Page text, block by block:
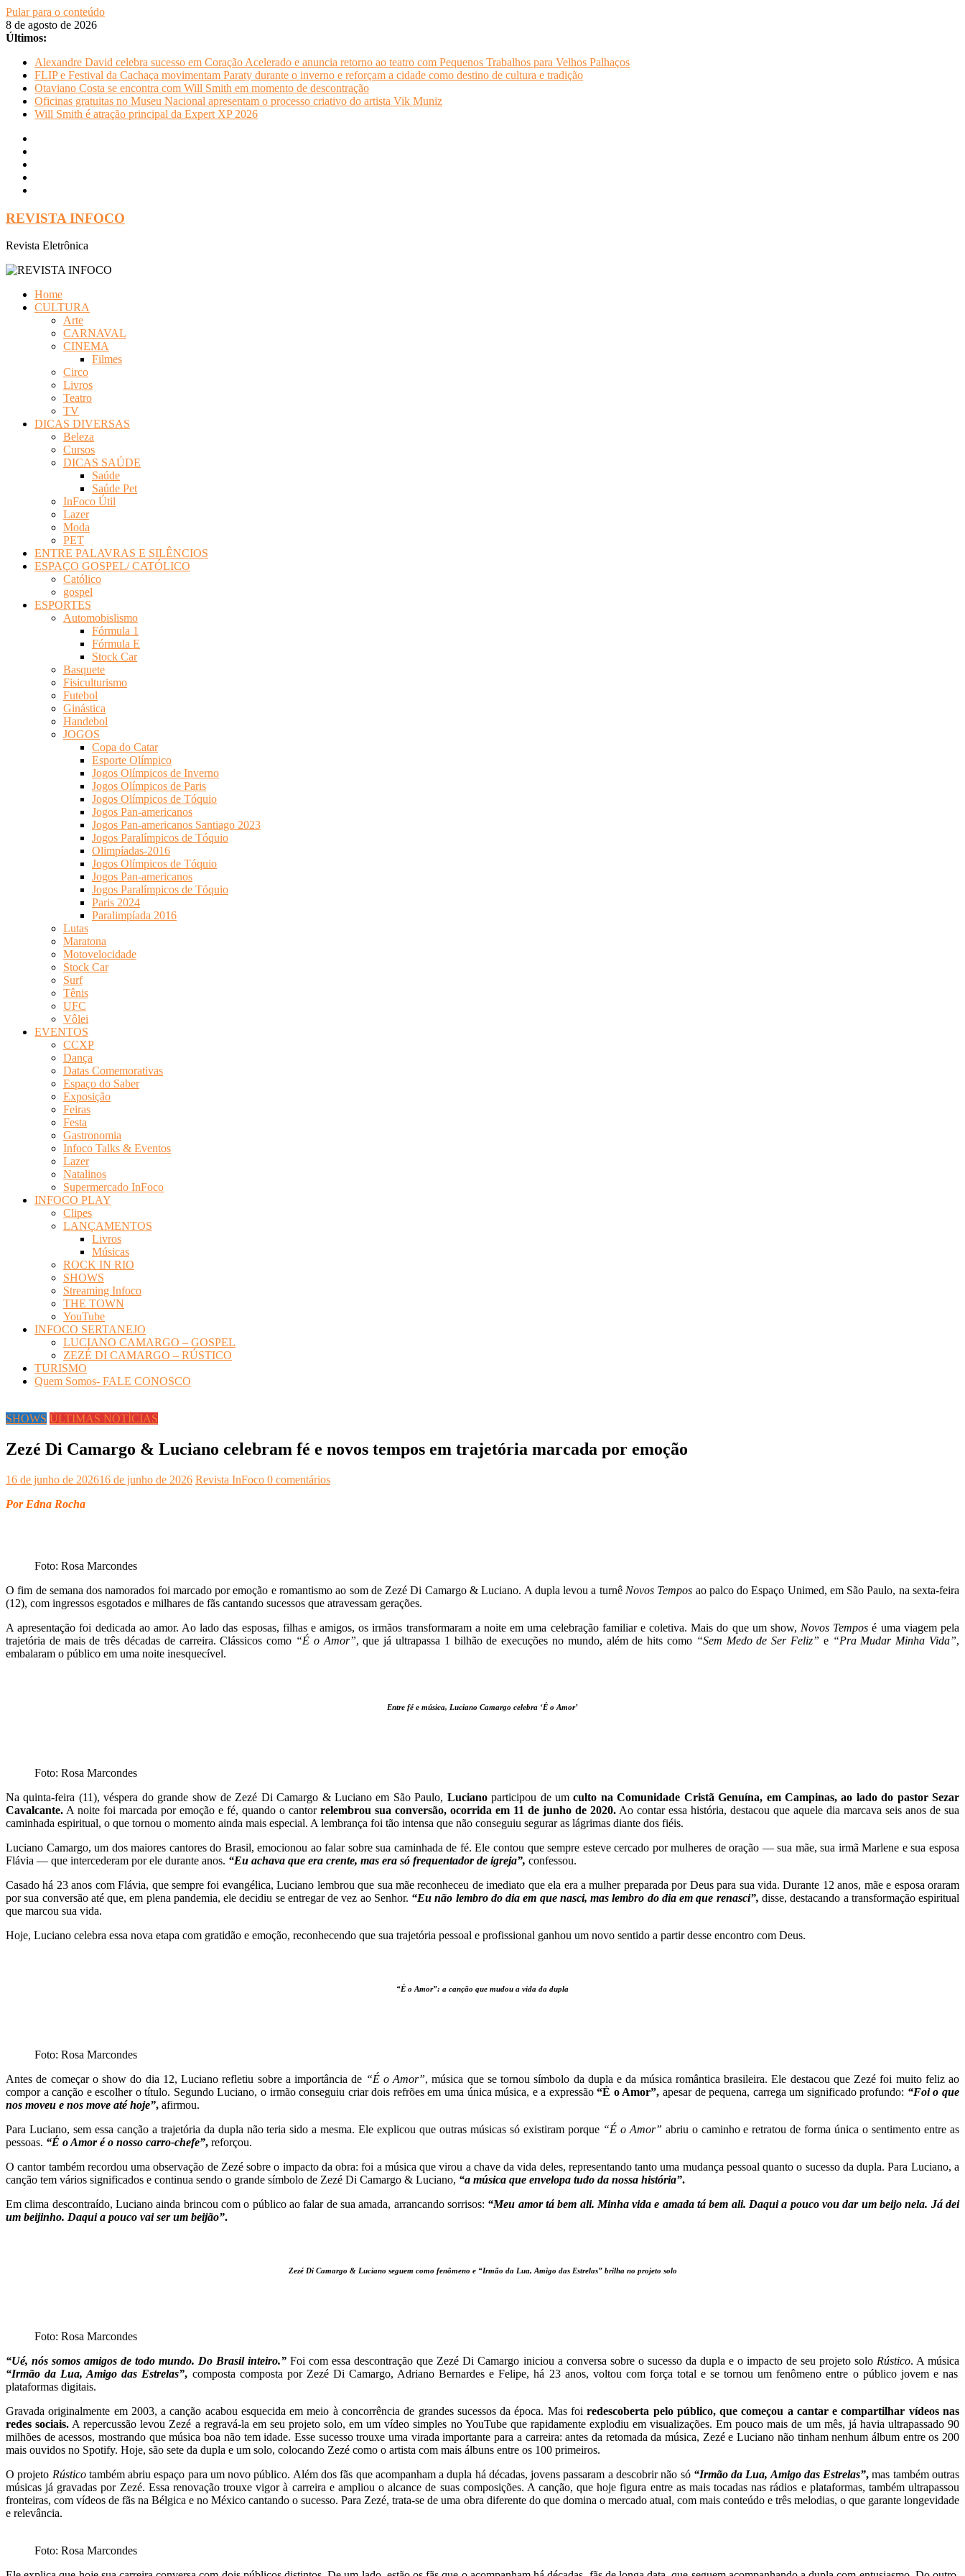
Pular para o conteúdo
8 de agosto de 2026
Últimos:
Alexandre David celebra sucesso em Coração Acelerado e anuncia retorno ao teatro com Pequenos Trabalhos para Velhos Palhaços
FLIP e Festival da Cachaça movimentam Paraty durante o inverno e reforçam a cidade como destino de cultura e tradição
Otaviano Costa se encontra com Will Smith em momento de descontração
Oficinas gratuitas no Museu Nacional apresentam o processo criativo do artista Vik Muniz
Will Smith é atração principal da Expert XP 2026
REVISTA INFOCO
Revista Eletrônica
Home
CULTURA
Arte
CARNAVAL
CINEMA
Filmes
Circo
Livros
Teatro
TV
DICAS DIVERSAS
Beleza
Cursos
DICAS SAÚDE
Saúde
Saúde Pet
InFoco Útil
Lazer
Moda
PET
ENTRE PALAVRAS E SILÊNCIOS
ESPAÇO GOSPEL/ CATÓLICO
Católico
gospel
ESPORTES
Automobislismo
Fórmula 1
Fórmula E
Stock Car
Basquete
Fisiculturismo
Futebol
Ginástica
Handebol
JOGOS
Copa do Catar
Esporte Olímpico
Jogos Olímpicos de Inverno
Jogos Olímpicos de Paris
Jogos Olímpicos de Tóquio
Jogos Pan-americanos
Jogos Pan-americanos Santiago 2023
Jogos Paralímpicos de Tóquio
Olimpíadas-2016
Jogos Olímpicos de Tóquio
Jogos Pan-americanos
Jogos Paralímpicos de Tóquio
Paris 2024
Paralimpíada 2016
Lutas
Maratona
Motovelocidade
Stock Car
Surf
Tênis
UFC
Vôlei
EVENTOS
CCXP
Dança
Datas Comemorativas
Espaço do Saber
Exposição
Feiras
Festa
Gastronomia
Infoco Talks & Eventos
Lazer
Natalinos
Supermercado InFoco
INFOCO PLAY
Clipes
LANÇAMENTOS
Livros
Músicas
ROCK IN RIO
SHOWS
Streaming Infoco
THE TOWN
YouTube
INFOCO SERTANEJO
LUCIANO CAMARGO – GOSPEL
ZEZÉ DI CAMARGO – RÚSTICO
TURISMO
Quem Somos- FALE CONOSCO
SHOWS ÚLTIMAS NOTÍCIAS
Zezé Di Camargo & Luciano celebram fé e novos tempos em trajetória marcada por emoção
16 de junho de 202616 de junho de 2026 Revista InFoco 0 comentários
Por Edna Rocha
Foto: Rosa Marcondes
O fim de semana dos namorados foi marcado por emoção e romantismo ao som de Zezé Di Camargo & Luciano. A dupla levou a turnê Novos Tempos ao palco do Espaço Unimed, em São Paulo, na sexta-feira
(12), com ingressos esgotados e milhares de fãs cantando sucessos que atravessam gerações.
A apresentação foi dedicada ao amor. Ao lado das esposas, filhas e amigos, os irmãos transformaram a noite em uma celebração familiar e coletiva. Mais do que um show, Novos Tempos é uma viagem pela
trajetória de mais de três décadas de carreira. Clássicos como “É o Amor”, que já ultrapassa 1 bilhão de execuções no mundo, além de hits como “Sem Medo de Ser Feliz” e “Pra Mudar Minha Vida”,
embalaram o público em uma noite inesquecível.
Entre fé e música, Luciano Camargo celebra ‘É o Amor’
Foto: Rosa Marcondes
Na quinta-feira (11), véspera do grande show de Zezé Di Camargo & Luciano em São Paulo, Lucianoparticipou de umculto na Comunidade Cristã Genuína, em Campinas, ao lado do pastor Sezar
Cavalcante. A noite foi marcada por emoção e fé, quando o cantorrelembrou sua conversão, ocorrida em 11 de junho de 2020. Ao contar essa história, destacou que aquele dia marcava seis anos de sua
caminhada espiritual, o que tornou o momento ainda mais especial. A lembrança foi tão intensa que não conseguiu segurar as lágrimas diante dos fiéis.
Luciano Camargo, um dos maiores cantores do Brasil, emocionou ao falar sobre sua caminhada de fé. Ele contou que sempre esteve cercado por mulheres de oração — sua mãe, sua irmã Marlene e sua esposa
Flávia — que intercederam por ele durante anos. “Eu achava que era crente, mas era só frequentador de igreja”, confessou.
Casado há 23 anos com Flávia, que sempre foi evangélica, Luciano lembrou que sua mãe reconheceu de imediato que ela era a mulher preparada por Deus para sua vida. Durante 12 anos, mãe e esposa oraram
por sua conversão até que, em plena pandemia, ele decidiu se entregar de vez ao Senhor. “Eu não lembro do dia em que nasci, mas lembro do dia em que renasci”, disse, destacando a transformação espiritual
que marcou sua vida.
Hoje, Luciano celebra essa nova etapa com gratidão e emoção, reconhecendo que sua trajetória pessoal e profissional ganhou um novo sentido a partir desse encontro com Deus.
“É o Amor”: a canção que mudou a vida da dupla
Foto: Rosa Marcondes
Antes de começar o show do dia 12, Luciano refletiu sobre a importância de “É o Amor”, música que se tornou símbolo da dupla e da música romântica brasileira. Ele destacou que Zezé foi muito feliz ao
compor a canção e escolher o título. Segundo Luciano, o irmão conseguiu criar dois refrões em uma única música, e a expressão“É o Amor”, apesar de pequena, carrega um significado profundo: “Foi o que
nos moveu e nos move até hoje”, afirmou.
Para Luciano, sem essa canção a trajetória da dupla não teria sido a mesma. Ele explicou que outras músicas só existiram porque “É o Amor” abriu o caminho e retratou de forma única o sentimento entre as
pessoas. “É o Amor é o nosso carro-chefe”, reforçou.
O cantor também recordou uma observação de Zezé sobre o impacto da obra: foi a música que virou a chave da vida deles, representando tanto uma mudança pessoal quanto o sucesso da dupla. Para Luciano, a
canção tem vários significados e continua sendo o grande símbolo de Zezé Di Camargo & Luciano, “a música que envelopa tudo da nossa história”.
Em clima descontraído, Luciano ainda brincou com o público ao falar de sua amada, arrancando sorrisos: “Meu amor tá bem ali. Minha vida e amada tá bem ali. Daqui a pouco vou dar um beijo nela. Já dei
um beijinho. Daqui a pouco vai ser um beijão”.
Zezé Di Camargo & Luciano seguem como fenômeno e “Irmão da Lua, Amigo das Estrelas” brilha no projeto solo
Foto: Rosa Marcondes
“Ué, nós somos amigos de todo mundo. Do Brasil inteiro.” Foi com essa descontração que Zezé Di Camargo iniciou a conversa sobre o sucesso da dupla e o impacto de seu projeto solo Rústico. A música
“Irmão da Lua, Amigo das Estrelas”, composta composta por Zezé Di Camargo, Adriano Bernardes e Felipe, há 23 anos, voltou com força total e se tornou um fenômeno entre o público jovem e nas
plataformas digitais.
Gravada originalmente em 2003, a canção acabou esquecida em meio à concorrência de grandes sucessos da época. Mas foi redescoberta pelo público, que começou a cantar e compartilhar vídeos nas
redes sociais. A repercussão levou Zezé a regravá-la em seu projeto solo, em um vídeo simples no YouTube que rapidamente explodiu em visualizações. Em pouco mais de um mês, já havia ultrapassado 90
milhões de acessos, mostrando que música boa não tem idade. Esse sucesso trouxe uma virada importante para a carreira: antes da retomada da música, Zezé e Luciano não tinham nenhum álbum entre os 200
mais ouvidos no Spotify. Hoje, são sete da dupla e um solo, colocando Zezé como o artista com mais álbuns entre os 100 primeiros.
O projeto Rústicotambém abriu espaço para um novo público. Além dos fãs que acompanham a dupla há décadas, jovens passaram a descobrir não só “Irmão da Lua, Amigo das Estrelas”, mas também outras
músicas já gravadas por Zezé. Essa renovação trouxe vigor à carreira e ampliou o alcance de suas composições. A canção, que hoje figura entre as mais tocadas nas rádios e plataformas, também ultrapassou
fronteiras, com vídeos de fãs na Bélgica e no México cantando o sucesso. Para Zezé, trata-se de uma obra diferente do que domina o mercado atual, com mais conteúdo e três melodias, o que garante longevidade
e relevância.
Foto: Rosa Marcondes